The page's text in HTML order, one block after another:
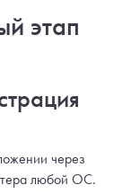
этап
через
любой ОС.